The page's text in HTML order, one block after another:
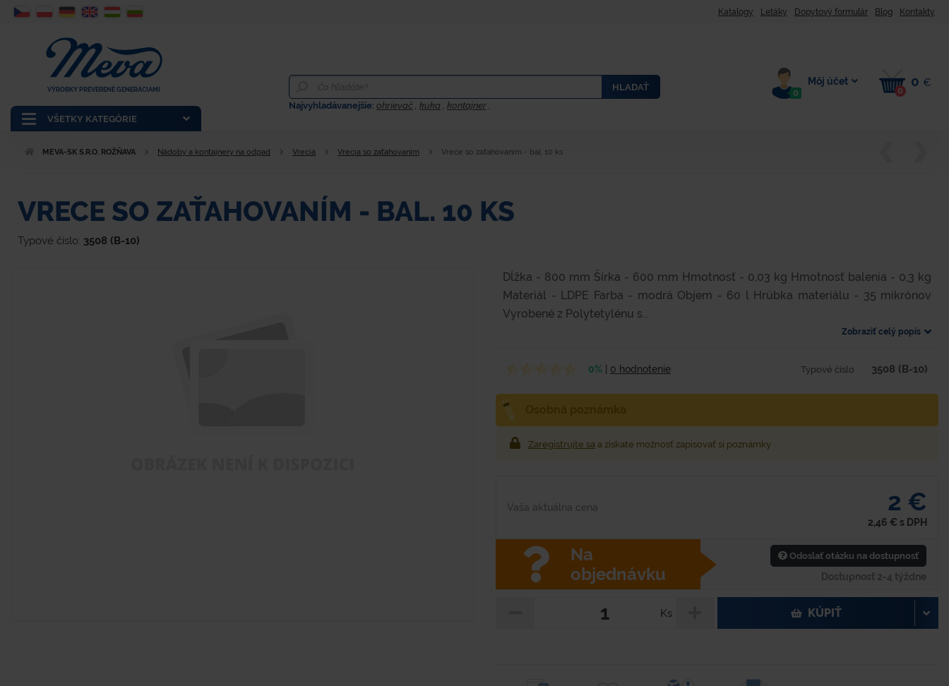
Katalogy Letáky Dopytový formulár Blog Kontakty
VŠETKY KATEGÓRIE
VÝROBKY PREVERENÉ GENERÁCIAMI
HLADAŤ
Najvyhladávanejšie:ohrievač ,kuka ,kontajner ,
0
Môj účet
0
0 €
MEVA-SK S.R.O. ROŽŇAVA Nádoby a kontajnery na odpad Vrecia Vrecia so zaťahovaním Vrece so zaťahovaním - bal. 10 ks
VRECE SO ZAŤAHOVANÍM - BAL. 10 KS
Typové číslo: 3508 (B-10)
Dĺžka - 800 mm Šírka - 600 mm Hmotnosť - 0,03 kg Hmotnosť balenia - 0,3 kg
Materiál - LDPE Farba - modrá Objem - 60 l Hrúbka materiálu - 35 mikrónov
Vyrobené z Polytetylénu s...
Zobraziť celý popis
0% 0 hodnotenie Typové číslo 3508 (B-10)
Zaregistrujte sa a získate možnosť zapisovať si poznámky
Vaša aktuálna cena 2 €
2,46 € s DPH
Na
objednávku
Odoslať otázku na dostupnosť
Dostupnosť 2-4 týždne
Ks KÚPIŤ